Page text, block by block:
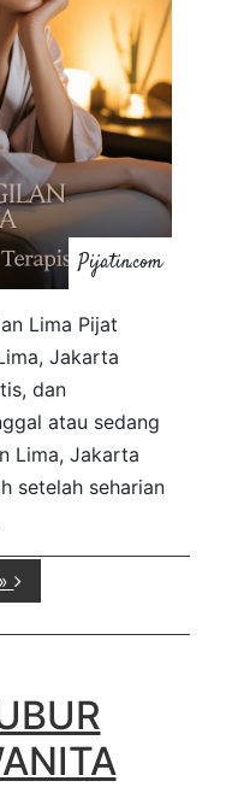
Pijatin.com
Lima Pijat
Jakarta
dan
atau sedang
Lima, Jakarta
setelah seharian